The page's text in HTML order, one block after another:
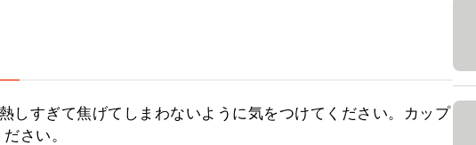
しすぎて焦げてしまわないように気をつけてください。カップ
さい。